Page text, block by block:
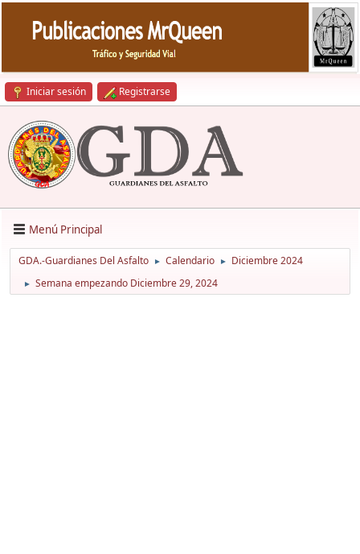
Iniciar sesión Registrarse
Menú Principal
GDA.-Guardianes Del Asfalto ► Calendario ► Diciembre 2024
► Semana empezando Diciembre 29, 2024